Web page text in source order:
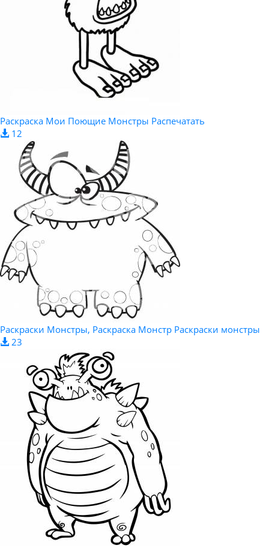
Раскраска Мои Поющие Монстры Распечатать
12
Раскраски Монстры, Раскраска Монстр Раскраски монстры
23